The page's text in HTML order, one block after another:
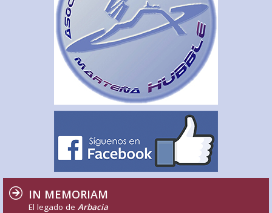
IN MEMORIAM
El legado de Arbacia